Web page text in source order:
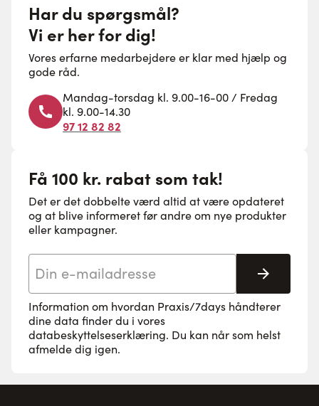
Har du spørgsmål?
Vi er her for dig!
Vores erfarne medarbejdere er klar med hjælp og
gode råd.
Mandag-torsdag kl. 9.00-16-00 / Fredag
kl. 9.00-14.30
97 12 82 82
Få 100 kr. rabat som tak!
Det er det dobbelte værd altid at være opdateret
og at blive informeret før andre om nye produkter
eller kampagner.
Tilmeld
Information om hvordan Praxis/7days håndterer
dine data finder du i vores
databeskyttelseserklæring. Du kan når som helst
afmelde dig igen.